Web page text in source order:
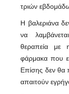
τριών
Η βαλεριάνα
να
θεραπεία με
φάρμακα που
Επίσης δεν θα
απαιτούν